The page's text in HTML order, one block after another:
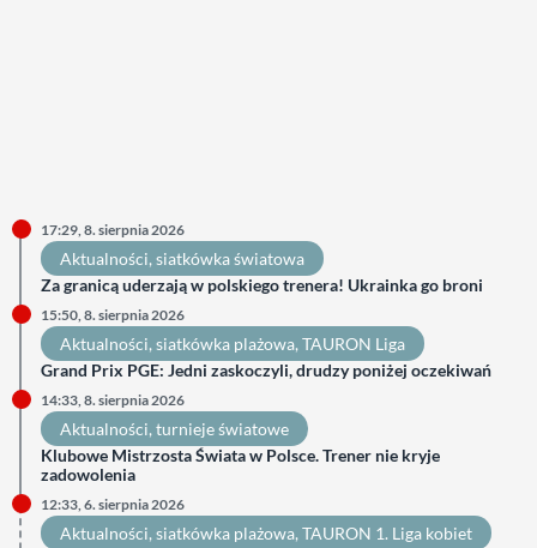
17:29, 8. sierpnia 2026
Aktualności, siatkówka światowa
Za granicą uderzają w polskiego trenera! Ukrainka go broni
15:50, 8. sierpnia 2026
Aktualności, siatkówka plażowa, TAURON Liga
Grand Prix PGE: Jedni zaskoczyli, drudzy poniżej oczekiwań
14:33, 8. sierpnia 2026
Aktualności, turnieje światowe
Klubowe Mistrzosta Świata w Polsce. Trener nie kryje
zadowolenia
12:33, 6. sierpnia 2026
Aktualności, siatkówka plażowa, TAURON 1. Liga kobiet